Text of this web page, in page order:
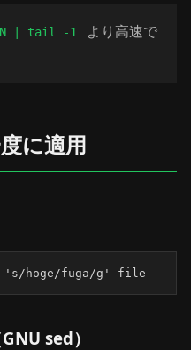
N | tail -1
より高速で
に適用
hoge/fuga/g' file
sed）